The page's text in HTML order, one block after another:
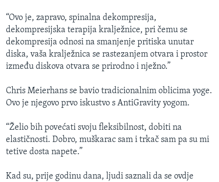
“Ovo je, zapravo, spinalna dekompresija,
dekompresijska terapija kralježnice, pri čemu se
dekompresija odnosi na smanjenje pritiska unutar
diska, vaša kralježnica se rastezanjem otvara i prostor
između diskova otvara se prirodno i nježno.”
Chris Meierhans se bavio tradicionalnim oblicima yoge.
Ovo je njegovo prvo iskustvo s AntiGravity yogom.
“Želio bih povećati svoju fleksibilnost, dobiti na
elastičnosti. Dobro, muškarac sam i trkač sam pa su mi
tetive dosta napete.”
Kad su, prije godinu dana, ljudi saznali da se ovdje